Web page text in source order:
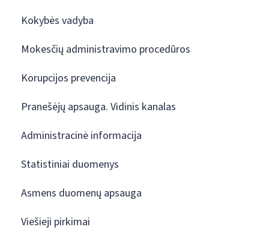
Kokybės vadyba
Mokesčių administravimo procedūros
Korupcijos prevencija
Pranešėjų apsauga. Vidinis kanalas
Administracinė informacija
Statistiniai duomenys
Asmens duomenų apsauga
Viešieji pirkimai